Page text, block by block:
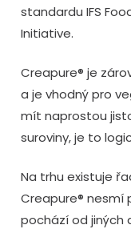
standardu IFS
Initiative.
Creapure® je
a je vhodný pro
mít naprostou
suroviny, je to
Na trhu existuje
Creapure® nesmí
pochází od jiných